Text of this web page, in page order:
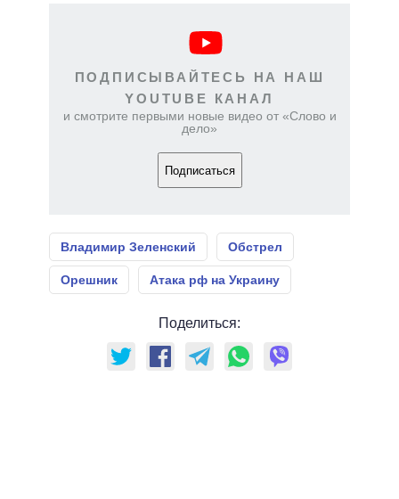
ПОДПИСЫВАЙТЕСЬ НА НАШ
YOUTUBE КАНАЛ
и смотрите первыми новые видео от «Слово и
дело»
Подписаться
Владимир Зеленский Обстрел
Орешник Атака рф на Украину
Поделиться: